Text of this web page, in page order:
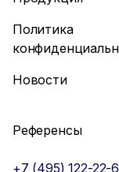
Политика
Новости
Референсы
+7 (495) 122-22-